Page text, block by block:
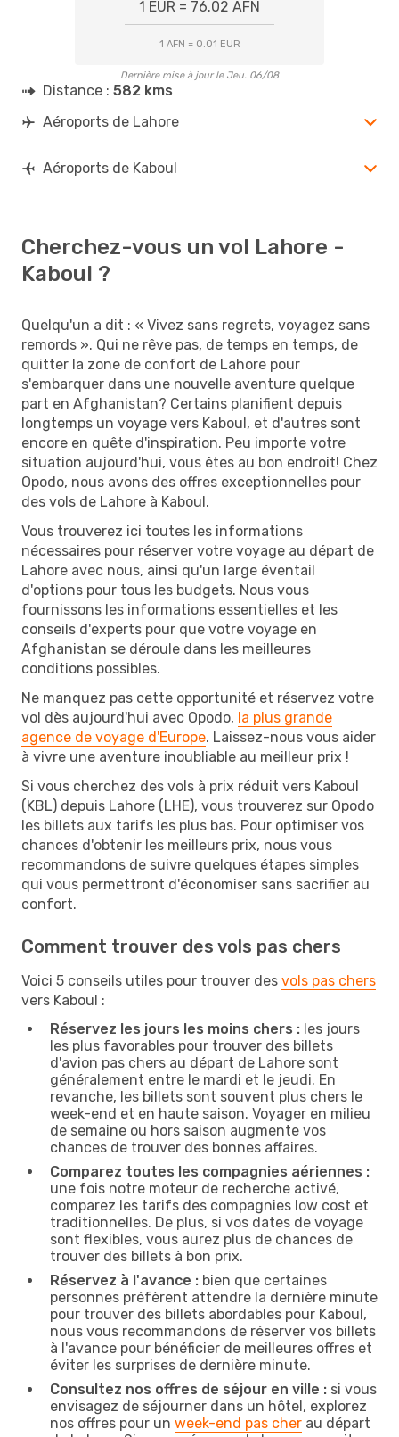
1 EUR = 76.02 AFN
1 AFN = 0.01 EUR
Dernière mise à jour le Jeu. 06/08
Distance : 582 kms
Aéroports de Lahore
Aéroports de Kaboul
Cherchez-vous un vol Lahore -
Kaboul ?
Quelqu'un a dit : « Vivez sans regrets, voyagez sans
remords ». Qui ne rêve pas, de temps en temps, de
quitter la zone de confort de Lahore pour
s'embarquer dans une nouvelle aventure quelque
part en Afghanistan? Certains planifient depuis
longtemps un voyage vers Kaboul, et d'autres sont
encore en quête d'inspiration. Peu importe votre
situation aujourd'hui, vous êtes au bon endroit! Chez
Opodo, nous avons des offres exceptionnelles pour
des vols de Lahore à Kaboul.
Vous trouverez ici toutes les informations
nécessaires pour réserver votre voyage au départ de
Lahore avec nous, ainsi qu'un large éventail
d'options pour tous les budgets. Nous vous
fournissons les informations essentielles et les
conseils d'experts pour que votre voyage en
Afghanistan se déroule dans les meilleures
conditions possibles.
Ne manquez pas cette opportunité et réservez votre
vol dès aujourd'hui avec Opodo, la plus grande
agence de voyage d'Europe. Laissez-nous vous aider
à vivre une aventure inoubliable au meilleur prix !
Si vous cherchez des vols à prix réduit vers Kaboul
(KBL) depuis Lahore (LHE), vous trouverez sur Opodo
les billets aux tarifs les plus bas. Pour optimiser vos
chances d'obtenir les meilleurs prix, nous vous
recommandons de suivre quelques étapes simples
qui vous permettront d'économiser sans sacrifier au
confort.
Comment trouver des vols pas chers
Voici 5 conseils utiles pour trouver des vols pas chers
vers Kaboul :
Réservez les jours les moins chers : les jours
les plus favorables pour trouver des billets
d'avion pas chers au départ de Lahore sont
généralement entre le mardi et le jeudi. En
revanche, les billets sont souvent plus chers le
week-end et en haute saison. Voyager en milieu
de semaine ou hors saison augmente vos
chances de trouver des bonnes affaires.
Comparez toutes les compagnies aériennes :
une fois notre moteur de recherche activé,
comparez les tarifs des compagnies low cost et
traditionnelles. De plus, si vos dates de voyage
sont flexibles, vous aurez plus de chances de
trouver des billets à bon prix.
Réservez à l'avance : bien que certaines
personnes préfèrent attendre la dernière minute
pour trouver des billets abordables pour Kaboul,
nous vous recommandons de réserver vos billets
à l'avance pour bénéficier de meilleures offres et
éviter les surprises de dernière minute.
Consultez nos offres de séjour en ville : si vous
envisagez de séjourner dans un hôtel, explorez
nos offres pour un week-end pas cher au départ